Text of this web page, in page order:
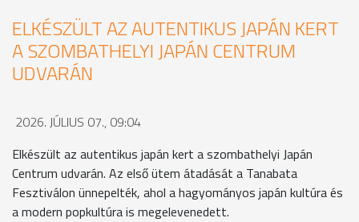
ELKÉSZÜLT AZ AUTENTIKUS JAPÁN KERT
A SZOMBATHELYI JAPÁN CENTRUM
UDVARÁN
2026. JÚLIUS 07., 09:04
Elkészült az autentikus japán kert a szombathelyi Japán
Centrum udvarán. Az első ütem átadását a Tanabata
Fesztiválon ünnepelték, ahol a hagyományos japán kultúra és
a modern popkultúra is megelevenedett.